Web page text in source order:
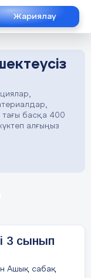
Жариялау
басқа 400
алғыңыз
3 сынып
Ашық сабақ